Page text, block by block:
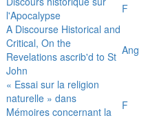
l'Apocalypse
F
A Discourse Historical and
Critical, On the
Revelations ascrib'd to St
John
Ang
« Essai sur la religion
naturelle » dans
Mémoires concernant la
F